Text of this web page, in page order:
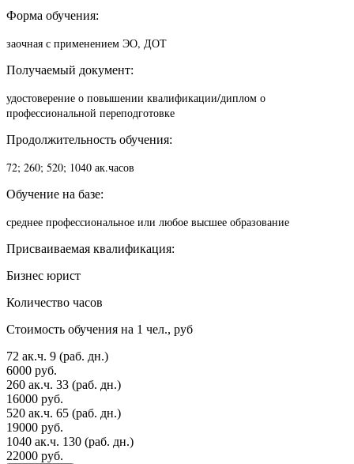
Форма обучения:
заочная с применением ЭО, ДОТ
Получаемый документ:
удостоверение о повышении квалификации/диплом о
профессиональной переподготовке
Продолжительность обучения:
72; 260; 520; 1040 ак.часов
Обучение на базе:
среднее профессиональное или любое высшее образование
Присваиваемая квалификация:
Бизнес юрист
Количество часов
Стоимость обучения на 1 чел., руб
72 ак.ч. 9 (раб. дн.)
6000 руб.
260 ак.ч. 33 (раб. дн.)
16000 руб.
520 ак.ч. 65 (раб. дн.)
19000 руб.
1040 ак.ч. 130 (раб. дн.)
22000 руб.